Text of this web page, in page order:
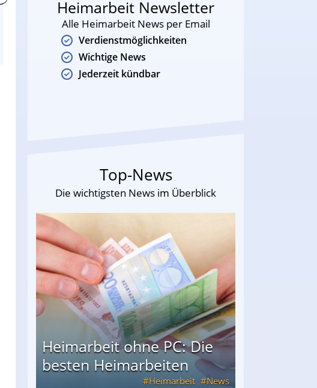
Heimarbeit Newsletter
Alle Heimarbeit News per Email
Verdienstmöglichkeiten
Wichtige News
Jederzeit kündbar
Top-News
Die wichtigsten News im Überblick
Heimarbeit ohne PC: Die
besten Heimarbeiten
Heimarbeit News